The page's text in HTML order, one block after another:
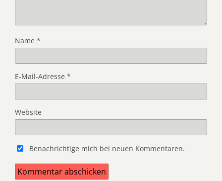
Name *
E-Mail-Adresse *
Website
Benachrichtige mich bei neuen Kommentaren.